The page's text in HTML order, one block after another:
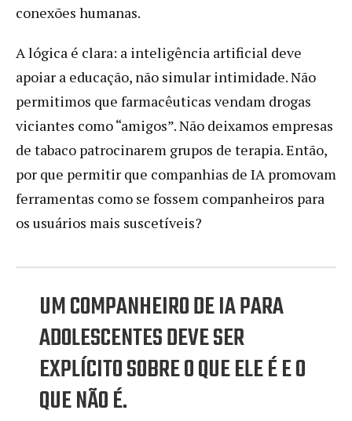
conexões humanas.
A lógica é clara: a inteligência artificial deve
apoiar a educação, não simular intimidade. Não
permitimos que farmacêuticas vendam drogas
viciantes como “amigos”. Não deixamos empresas
de tabaco patrocinarem grupos de terapia. Então,
por que permitir que companhias de IA promovam
ferramentas como se fossem companheiros para
os usuários mais suscetíveis?
UM COMPANHEIRO DE IA PARA
ADOLESCENTES DEVE SER
EXPLÍCITO SOBRE O QUE ELE É E O
QUE NÃO É.